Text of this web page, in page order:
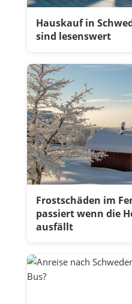
Hauskauf in
sind lesenswert
Frostschäden im
passiert wenn die
ausfällt